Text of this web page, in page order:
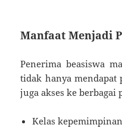
Manfaat Menjadi
Penerima beasiswa
tidak hanya mendapat
juga akses ke
Kelas